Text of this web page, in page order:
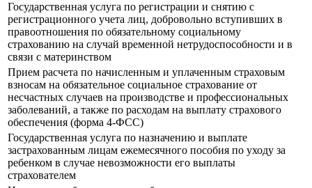
Государственная услуга по регистрации и снятию с
регистрационного учета лиц, добровольно вступивших в
правоотношения по обязательному социальному
страхованию на случай временной нетрудоспособности и в
связи с материнством
Прием расчета по начисленным и уплаченным страховым
взносам на обязательное социальное страхование от
несчастных случаев на производстве и профессиональных
заболеваний, а также по расходам на выплату страхового
обеспечения (форма 4-ФСС)
Государственная услуга по назначению и выплате
застрахованным лицам ежемесячного пособия по уходу за
ребенком в случае невозможности его выплаты
страхователем